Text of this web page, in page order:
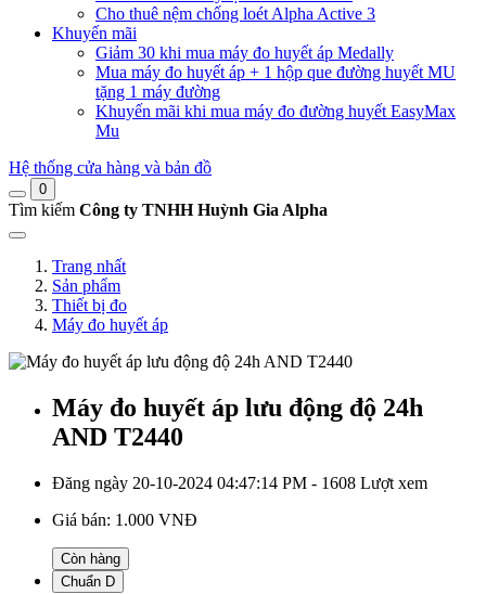
Cho thuê nệm chống loét Alpha Active 3
Khuyến mãi
Giảm 30 khi mua máy đo huyết áp Medally
Mua máy đo huyết áp + 1 hộp que đường huyết MU
tặng 1 máy đường
Khuyến mãi khi mua máy đo đường huyết EasyMax
Mu
Hệ thống cửa hàng và bản đồ
0
Tìm kiếm Công ty TNHH Huỳnh Gia Alpha
Trang nhất
Sản phẩm
Thiết bị đo
Máy đo huyết áp
Máy đo huyết áp lưu động độ 24h
AND T2440
Đăng ngày 20-10-2024 04:47:14 PM - 1608 Lượt xem
Giá bán: 1.000 VNĐ
Còn hàng
Chuẩn D